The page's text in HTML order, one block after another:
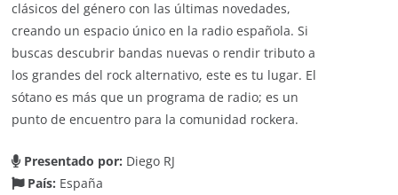
clásicos del género con las últimas novedades,
creando un espacio único en la radio española. Si
buscas descubrir bandas nuevas o rendir tributo a
los grandes del rock alternativo, este es tu lugar. El
sótano es más que un programa de radio; es un
punto de encuentro para la comunidad rockera.
Presentado por: Diego RJ
País: España